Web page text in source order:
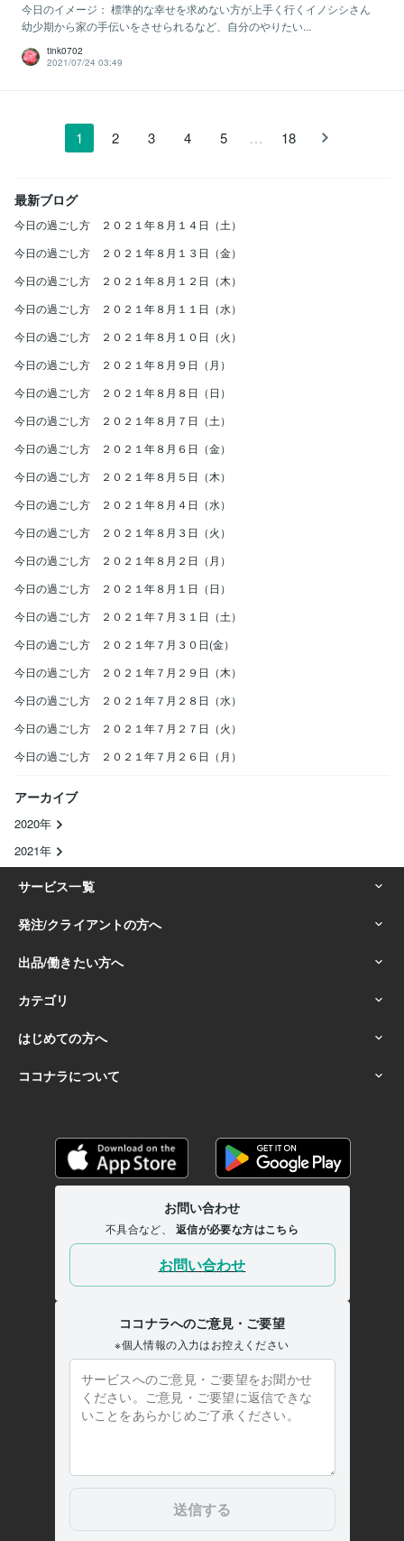
今日のイメージ： 標準的な幸せを求めない方が上手く行くイノシシさん
幼少期から家の手伝いをさせられるなど、自分のやりたい...
tink0702
2021/07/24 03:49
1 2 3 4 5 … 18
最新ブログ
今日の過ごし方 ２０２１年８月１４日（土）
今日の過ごし方 ２０２１年８月１３日（金）
今日の過ごし方 ２０２１年８月１２日（木）
今日の過ごし方 ２０２１年８月１１日（水）
今日の過ごし方 ２０２１年８月１０日（火）
今日の過ごし方 ２０２１年８月９日（月）
今日の過ごし方 ２０２１年８月８日（日）
今日の過ごし方 ２０２１年８月７日（土）
今日の過ごし方 ２０２１年８月６日（金）
今日の過ごし方 ２０２１年８月５日（木）
今日の過ごし方 ２０２１年８月４日（水）
今日の過ごし方 ２０２１年８月３日（火）
今日の過ごし方 ２０２１年８月２日（月）
今日の過ごし方 ２０２１年８月１日（日）
今日の過ごし方 ２０２１年７月３１日（土）
今日の過ごし方 ２０２１年７月３０日(金）
今日の過ごし方 ２０２１年７月２９日（木）
今日の過ごし方 ２０２１年７月２８日（水）
今日の過ごし方 ２０２１年７月２７日（火）
今日の過ごし方 ２０２１年７月２６日（月）
アーカイブ
2020年
2021年